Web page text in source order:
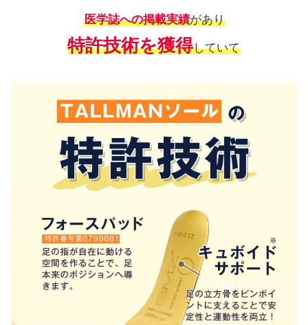
医学誌への掲載実績があり
特許技術を獲得していて